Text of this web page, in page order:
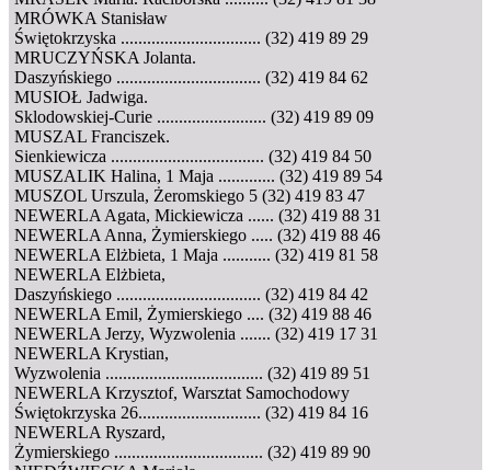
MRÓWKA Stanisław
Świętokrzyska ................................ (32) 419 89 29
MRUCZYŃSKA Jolanta.
Daszyńskiego ................................. (32) 419 84 62
MUSIOŁ Jadwiga.
Sklodowskiej-Curie ......................... (32) 419 89 09
MUSZAL Franciszek.
Sienkiewicza ................................... (32) 419 84 50
MUSZALIK Halina, 1 Maja ............. (32) 419 89 54
MUSZOL Urszula, Żeromskiego 5 (32) 419 83 47
NEWERLA Agata, Mickiewicza ...... (32) 419 88 31
NEWERLA Anna, Żymierskiego ..... (32) 419 88 46
NEWERLA Elżbieta, 1 Maja ........... (32) 419 81 58
NEWERLA Elżbieta,
Daszyńskiego ................................. (32) 419 84 42
NEWERLA Emil, Żymierskiego .... (32) 419 88 46
NEWERLA Jerzy, Wyzwolenia ....... (32) 419 17 31
NEWERLA Krystian,
Wyzwolenia .................................... (32) 419 89 51
NEWERLA Krzysztof, Warsztat Samochodowy
Świętokrzyska 26............................ (32) 419 84 16
NEWERLA Ryszard,
Żymierskiego .................................. (32) 419 89 90